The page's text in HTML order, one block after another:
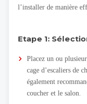
l’installer de manière
Etape 1:
Placez un ou
cage d’escaliers de
également
coucher et le salon.